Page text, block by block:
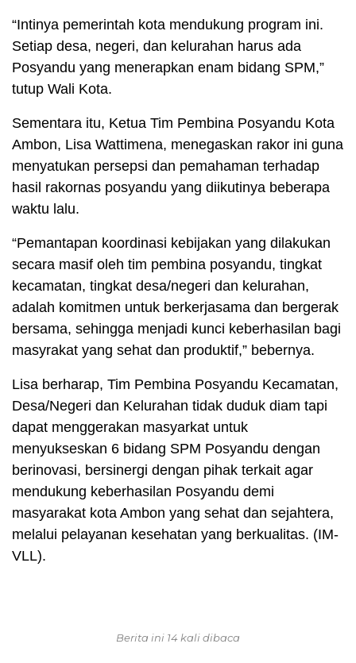
“Intinya pemerintah kota mendukung program ini.
Setiap desa, negeri, dan kelurahan harus ada
Posyandu yang menerapkan enam bidang SPM,”
tutup Wali Kota.
Sementara itu, Ketua Tim Pembina Posyandu Kota
Ambon, Lisa Wattimena, menegaskan rakor ini guna
menyatukan persepsi dan pemahaman terhadap
hasil rakornas posyandu yang diikutinya beberapa
waktu lalu.
“Pemantapan koordinasi kebijakan yang dilakukan
secara masif oleh tim pembina posyandu, tingkat
kecamatan, tingkat desa/negeri dan kelurahan,
adalah komitmen untuk berkerjasama dan bergerak
bersama, sehingga menjadi kunci keberhasilan bagi
masyrakat yang sehat dan produktif,” bebernya.
Lisa berharap, Tim Pembina Posyandu Kecamatan,
Desa/Negeri dan Kelurahan tidak duduk diam tapi
dapat menggerakan masyarkat untuk
menyukseskan 6 bidang SPM Posyandu dengan
berinovasi, bersinergi dengan pihak terkait agar
mendukung keberhasilan Posyandu demi
masyarakat kota Ambon yang sehat dan sejahtera,
melalui pelayanan kesehatan yang berkualitas. (IM-
VLL).
Berita ini 14 kali dibaca